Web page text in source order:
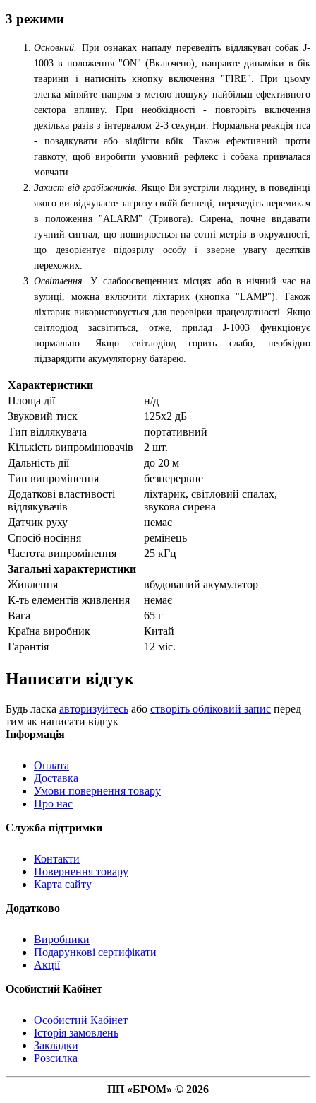
3 режими
Основний. При ознаках нападу переведіть відлякувач собак J-
1003 в положення "ON" (Включено), направте динаміки в бік
тварини і натисніть кнопку включення "FIRE". При цьому
злегка міняйте напрям з метою пошуку найбільш ефективного
сектора впливу. При необхідності - повторіть включення
декілька разів з інтервалом 2-3 секунди. Нормальна реакція пса
- позадкувати або відбігти вбік. Також ефективний проти
гавкоту, щоб виробити умовний рефлекс і собака привчалася
мовчати.
Захист від грабіжників. Якщо Ви зустріли людину, в поведінці
якого ви відчуваєте загрозу своїй безпеці, переведіть перемикач
в положення "ALARM" (Тривога). Сирена, почне видавати
гучний сигнал, що поширюється на сотні метрів в окружності,
що дезорієнтує підозрілу особу і зверне увагу десятків
перехожих.
Освітлення. У слабоосвещенних місцях або в нічний час на
вулиці, можна включити ліхтарик (кнопка "LAMP"). Також
ліхтарик використовується для перевірки працездатності. Якщо
світлодіод засвітиться, отже, прилад J-1003 функціонує
нормально. Якщо світлодіод горить слабо, необхідно
підзарядити акумуляторну батарею.
Характеристики
Площа дії
н/д
Звуковий тиск
125х2 дБ
Тип відлякувача
портативний
Кількість випромінювачів
2 шт.
Дальність дії
до 20 м
Тип випромінення
безперервне
Додаткові властивості
відлякувачів
ліхтарик, світловий спалах,
звукова сирена
Датчик руху
немає
Спосіб носіння
ремінець
Частота випромінення
25 кГц
Загальні характеристики
Живлення
вбудований акумулятор
К-ть елементів живлення
немає
Вага
65 г
Країна виробник
Китай
Гарантія
12 міс.
Написати відгук
Будь ласка авторизуйтесь або створіть обліковий запис перед
тим як написати відгук
Інформація
Оплата
Доставка
Умови повернення товару
Про нас
Служба підтримки
Контакти
Повернення товару
Карта сайту
Додатково
Виробники
Подарункові сертифікати
Акції
Особистий Кабінет
Особистий Кабінет
Історія замовлень
Закладки
Розсилка
ПП «БРОМ» © 2026